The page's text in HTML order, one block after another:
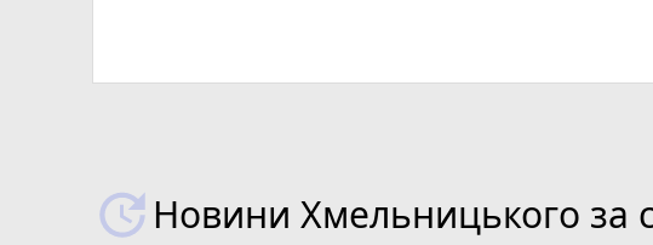
Новини Хмельницького за